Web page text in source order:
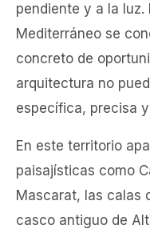
pendiente y a la luz.
Mediterráneo se
concreto de
arquitectura no
específica, precisa
En este territorio
paisajísticas como
Mascarat, las calas
casco antiguo de